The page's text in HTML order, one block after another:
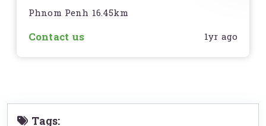
Phnom Penh 16.45km
Contact us 1yr ago
Tags: